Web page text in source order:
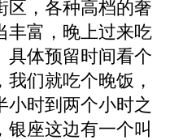
区，各种高档的奢
丰富，晚上过来吃
具体预留时间看个
们就吃个晚饭，
小时到两个小时之
座这边有一个叫